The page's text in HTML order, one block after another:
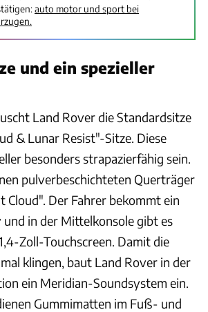
auto motor und sport bei
und ein spezieller
Land Rover die Standardsitze
& Lunar Resist"-Sitze. Diese
besonders strapazierfähig sein.
pulverbeschichteten Querträger
Cloud". Der Fahrer bekommt ein
und in der Mittelkonsole gibt es
Zoll-Touchscreen. Damit die
klingen, baut Land Rover in der
ein Meridian-Soundsystem ein.
Gummimatten im Fuß- und